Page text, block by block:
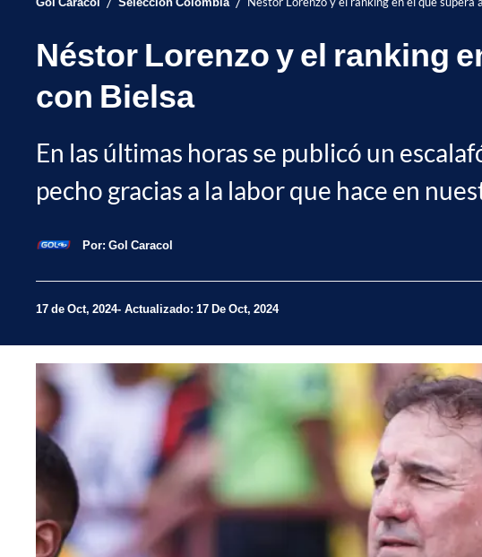
Néstor Lorenzo y el ranking
con Bielsa
En las últimas horas se publicó un
pecho gracias a la labor que hace en
Por: Gol Caracol
17 de Oct, 2024 Actualizado: 17 De Oct, 2024